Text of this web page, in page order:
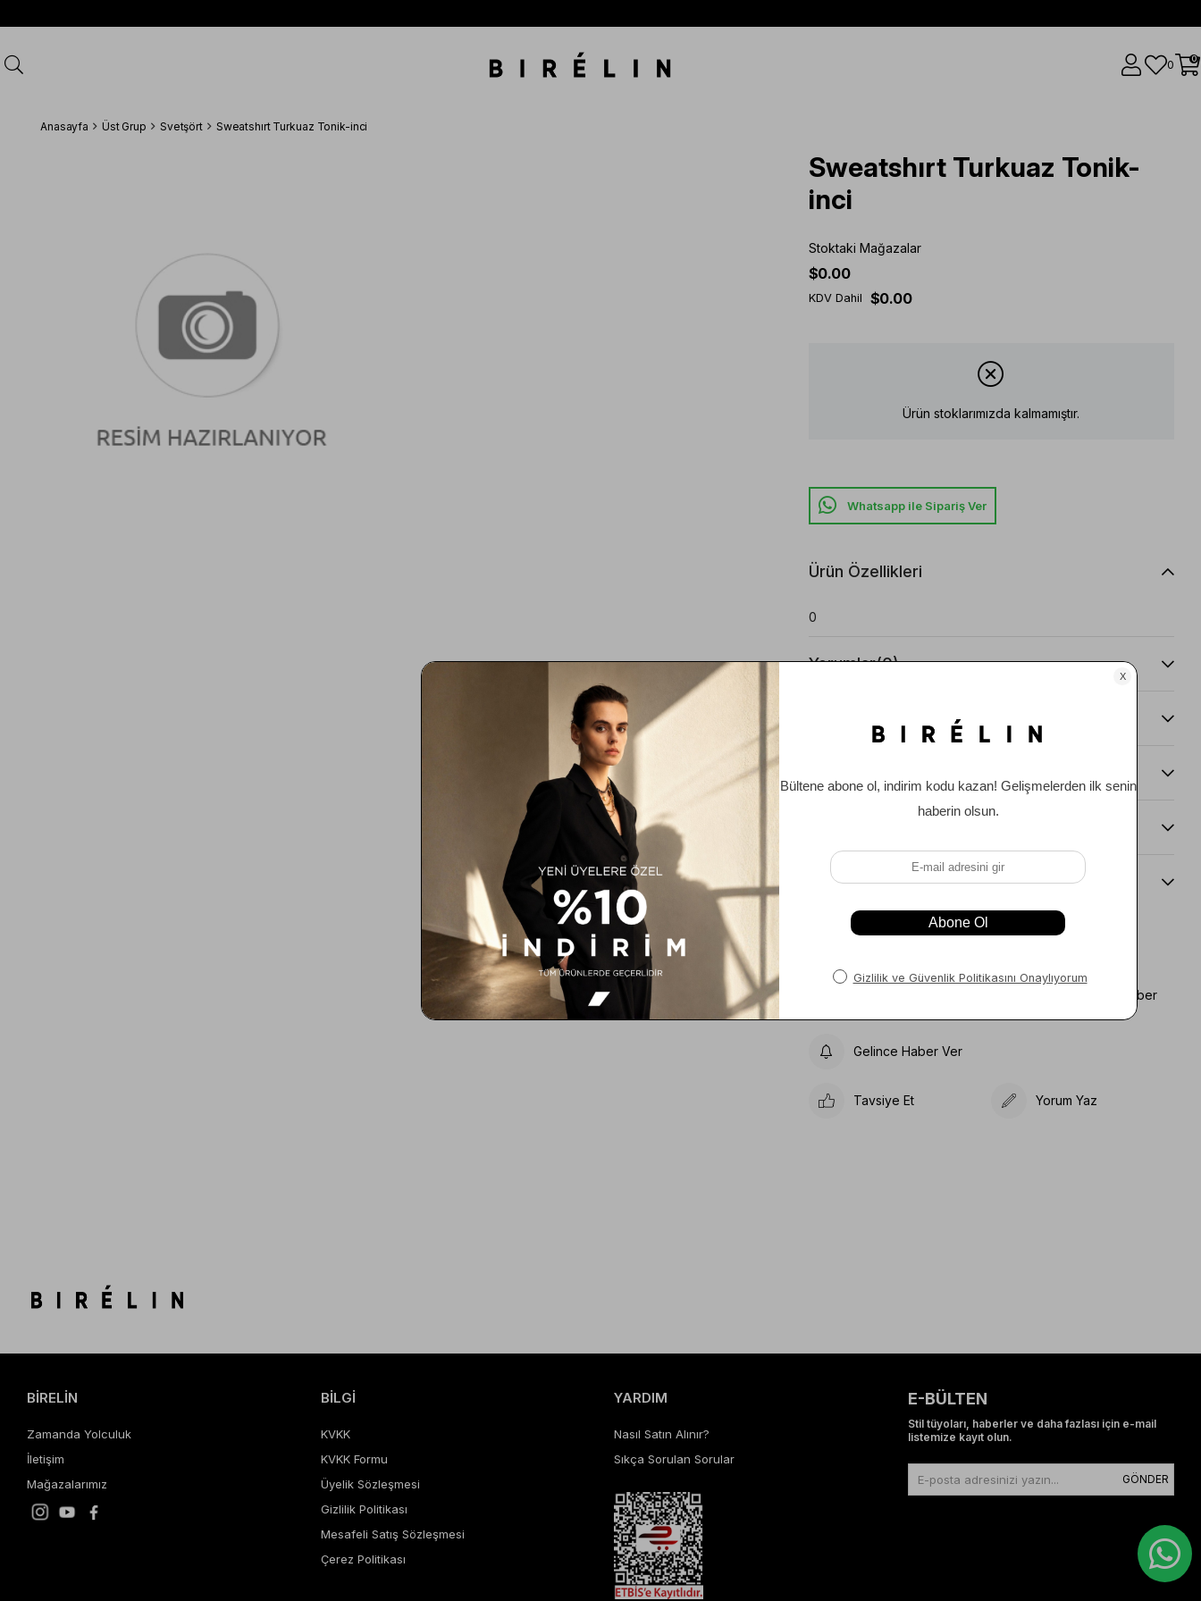
0 0
Anasayfa Üst Grup Svetşört Sweatshırt Turkuaz Tonik-inci
Sweatshırt Turkuaz Tonik-
inci
Stoktaki Mağazalar
$0.00
KDV Dahil $0.00
Ürün stoklarımızda kalmamıştır.
Whatsapp ile Sipariş Ver
Ürün Özellikleri
0
Yorumlar(0)
Beden Kılavuzu
Fiyat Düşünce Haber
Gelince Haber Ver
Tavsiye Et Yorum Yaz
BİRELİN
Zamanda Yolculuk
İletişim
Mağazalarımız
BİLGİ
KVKK
KVKK Formu
Üyelik Sözleşmesi
Gizlilik Politikası
Mesafeli Satış Sözleşmesi
Çerez Politikası
YARDIM
Nasıl Satın Alınır?
Sıkça Sorulan Sorular
E-BÜLTEN
Stil tüyoları, haberler ve daha fazlası için e-mail
listemize kayıt olun.
GÖNDER